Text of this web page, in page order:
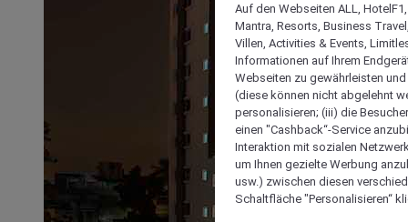
Auf den Webseiten ALL,
Mantra, Resorts, Business
Villen, Activities & Events,
Informationen auf Ihrem
Webseiten zu gewährleisten
(diese können nicht abgelehnt
personalisieren; (iii) die
einen "Cashback“-Service
Interaktion mit sozialen
um Ihnen gezielte Werbung
usw.) zwischen diesen
Schaltfläche "Personalisieren“